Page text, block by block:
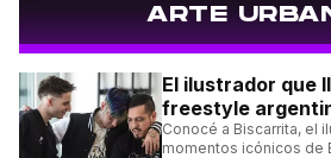
ARTE
El ilustrador que
freestyle
Conocé a Biscarrita, el
momentos icónicos de